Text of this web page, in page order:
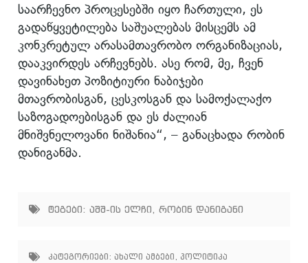
საარჩევნო პროცესებში იყო ჩართული, ეს
გადაწყვეტილება საშუალებას მისცემს ამ
კონკრეტულ არასამთავრობო ორგანიზაციას,
დააკვირდეს არჩევნებს. ასე რომ, მე, ჩვენ
დავინახეთ პოზიტიური ნაბიჯები
მთავრობისგან, ცესკოსგან და სამოქალაქო
საზოგადოებისგან და ეს ძალიან
მნიშვნელოვანი ნიშანია“, – განაცხადა რობინ
დანიგანმა.
ტეგები: აშშ-ის ელჩი რობინ დანიგანი
კატეგორიები: ახალი ამბები , პოლიტიკა